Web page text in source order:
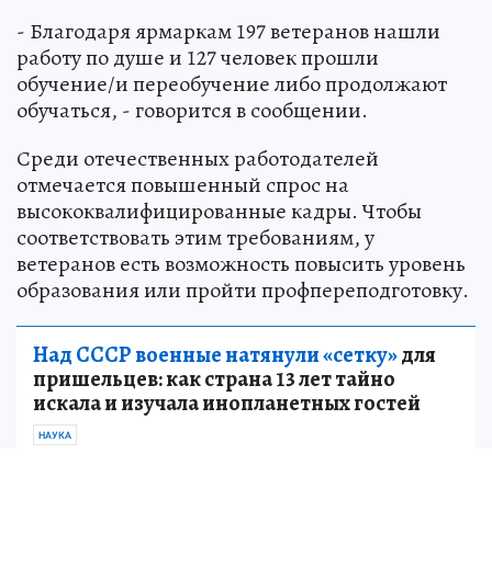
- Благодаря ярмаркам 197 ветеранов нашли
работу по душе и 127 человек прошли
обучение/и переобучение либо продолжают
обучаться, - говорится в сообщении.
Среди отечественных работодателей
отмечается повышенный спрос на
высококвалифицированные кадры. Чтобы
соответствовать этим требованиям, у
ветеранов есть возможность повысить уровень
образования или пройти профпереподготовку.
Над СССР военные натянули «сетку»для
пришельцев: как страна 13 лет тайно
искала и изучала инопланетных гостей
НАУКА